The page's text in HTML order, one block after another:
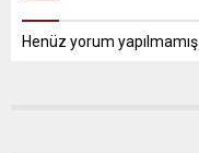
Henüz yorum yapılmamış.